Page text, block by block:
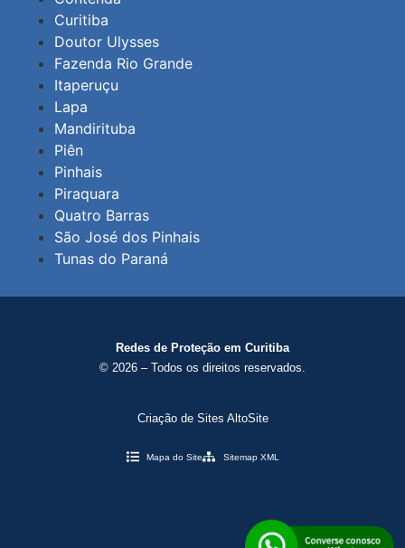
Curitiba
Doutor Ulysses
Fazenda Rio Grande
Itaperuçu
Lapa
Mandirituba
Piên
Pinhais
Piraquara
Quatro Barras
São José dos Pinhais
Tunas do Paraná
Redes de Proteção em Curitiba
© 2026 – Todos os direitos reservados.
Criação de Sites AltoSite
Mapa do Site Sitemap XML